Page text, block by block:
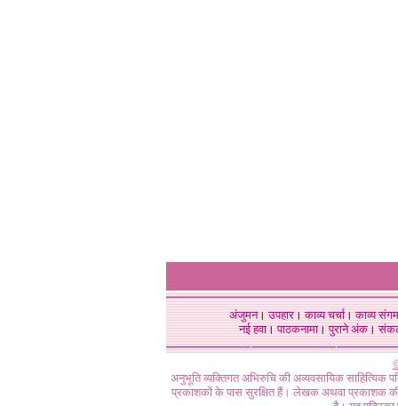
अंजुमन।उपहार।काव्य चर्चा।काव्य संगम
नई हवा। पाठकनामा। पुराने अंक।
अनुभूति व्यक्तिगत अभिरुचि की अव्यवसायिक
प्रकाशकों के पास सुरक्षित हैं। लेखक अथवा प्रकाशक की